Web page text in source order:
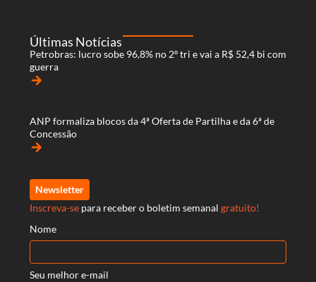
Últimas Notícias
Petrobras: lucro sobe 96,8% no 2º tri e vai a R$ 52,4 bi com
guerra
arrow_forward
ANP formaliza blocos da 4ª Oferta de Partilha e da 6ª de
Concessão
arrow_forward
Newsletter
Inscreva-se para receber o boletim semanal gratuito!
Nome
Seu melhor e-mail